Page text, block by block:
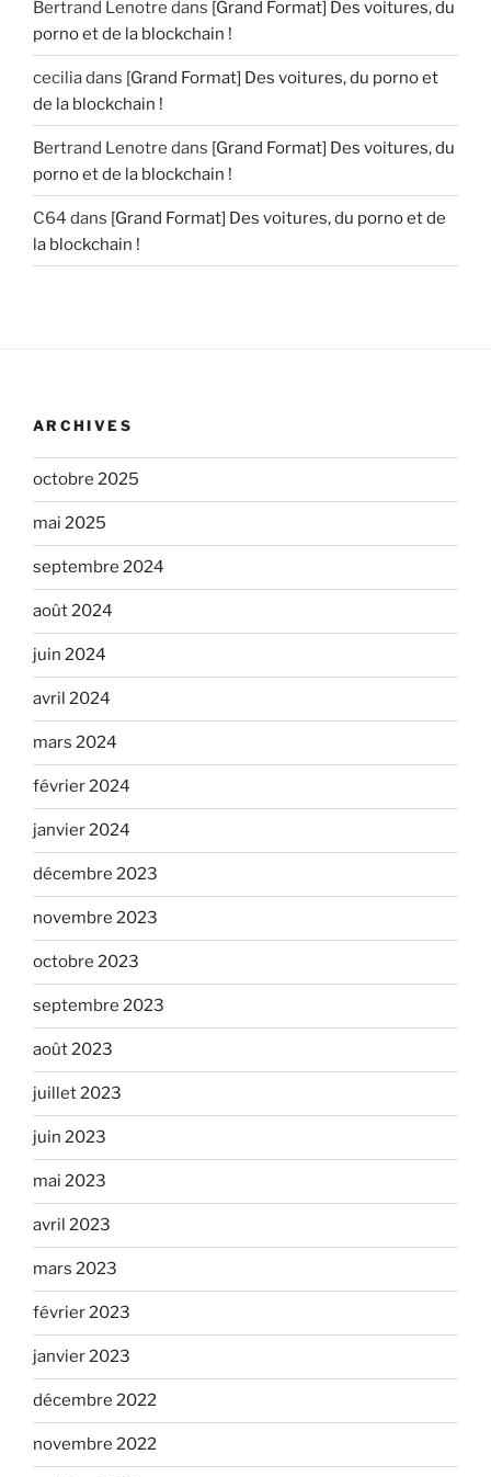
Bertrand Lenotre dans [Grand Format] Des voitures, du
porno et de la blockchain !
ceciliadans [Grand Format] Des voitures, du porno et
de la blockchain !
Bertrand Lenotre dans [Grand Format] Des voitures, du
porno et de la blockchain !
C64 dans [Grand Format] Des voitures, du porno et de
la blockchain !
ARCHIVES
octobre 2025
mai 2025
septembre 2024
août 2024
juin 2024
avril 2024
mars 2024
février 2024
janvier 2024
décembre 2023
novembre 2023
octobre 2023
septembre 2023
août 2023
juillet 2023
juin 2023
mai 2023
avril 2023
mars 2023
février 2023
janvier 2023
décembre 2022
novembre 2022